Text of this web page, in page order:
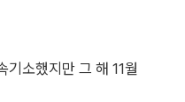
소했지만 그 해 11월